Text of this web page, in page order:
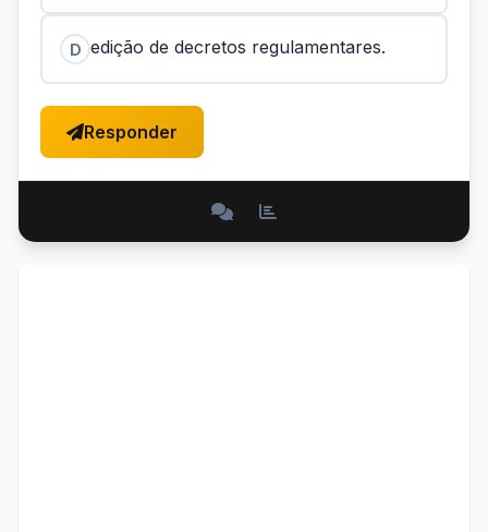
D edição de decretos regulamentares.
Responder